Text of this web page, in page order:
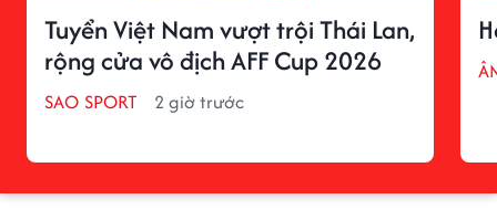
Tuyển Việt Nam vượt trội Thái Lan,
rộng cửa vô địch AFF Cup 2026
SAO SPORT 2 giờ trước